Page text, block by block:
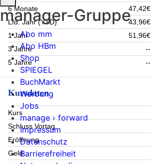
6 Monate
47,42€
Lfd. Jahr (YTD)
43,96€
1 Jahr
51,96€
3 Jahre
--
5 Jahre
--
Kursdaten
Kurs
Schluss Vortag
Eröffnung
Geld
manager-Gruppe
Abo mm
Abo HBm
Shop
SPIEGEL
BuchMarkt
Werbung
Jobs
manage › forward
Impressum
Datenschutz
Barrierefreiheit